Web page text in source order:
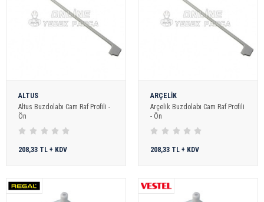
ALTUS
Altus Buzdolabı Cam Raf Profili -
Ön
208,33 TL + KDV
ARÇELİK
Arçelik Buzdolabı Cam Raf Profili
- Ön
208,33 TL + KDV